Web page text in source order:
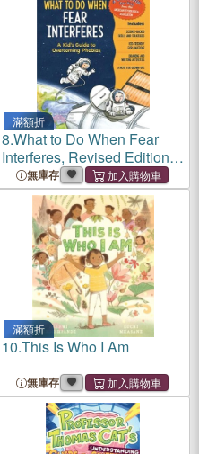
滿額折
8.What to Do When Fear
Interferes, Revised Edition:
A Kid's Guide to Overcoming
Phobias
無庫存
滿額折
10.This Is Who I Am
無庫存